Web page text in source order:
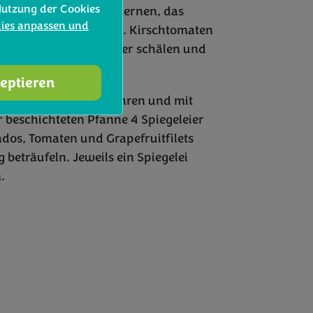
halbieren, entkernen, das
Spalten schneiden. Kirschtomaten
mit einem Messer schälen und
herausschneiden.
und Honig verrühren und mit
Pfanne 4 Spiegeleier
Tomaten und Grapefruitfilets
Jeweils ein Spiegelei
der Cookies
anpassen und